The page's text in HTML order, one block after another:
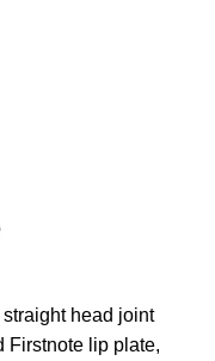
head joint
Firstnote lip plate,